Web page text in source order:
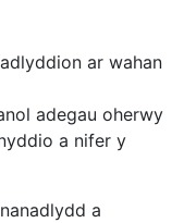
ar wahan
adegau oherwy
a nifer y
a